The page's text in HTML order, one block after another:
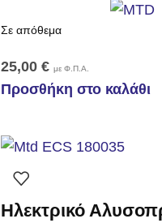
Σε απόθεμα
25,00 € με Φ.Π.Α.
Προσθήκη στο καλάθι
Ηλεκτρικό